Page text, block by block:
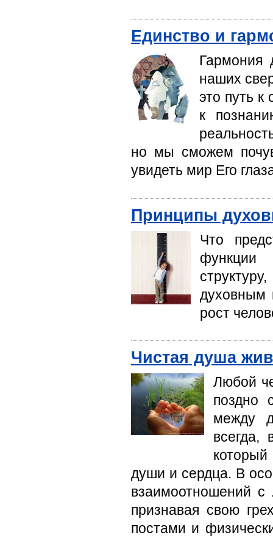
Единство и
Гармония
наших
это путь к
к
но мы сможем
увидеть мир Его
Принципы
Что
функции
духовным
рост
Чистая душа
Любой
поздно
между
всегда,
души и сердца. В
взаимоотношений
признавая свою
постами и